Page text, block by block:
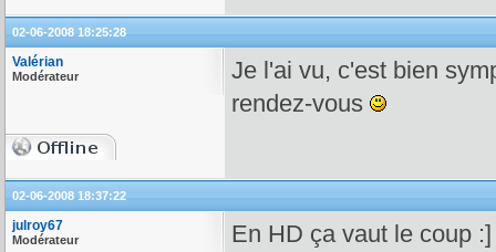
02-06-2008 18:25:28
Valérian
Modérateur
Je l'ai vu, c'est bien
rendez-vous
02-06-2008 18:37:22
julroy67
Modérateur
En HD ça vaut le coup